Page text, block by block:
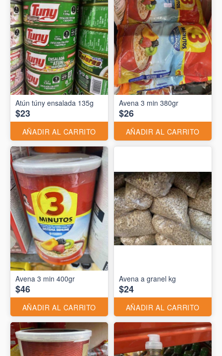
Atún túny ensalada 135g
$23
AÑADIR AL CARRITO
Avena 3 min 380gr
$26
AÑADIR AL CARRITO
Avena 3 min 400gr
$46
AÑADIR AL CARRITO
Avena a granel kg
$24
AÑADIR AL CARRITO